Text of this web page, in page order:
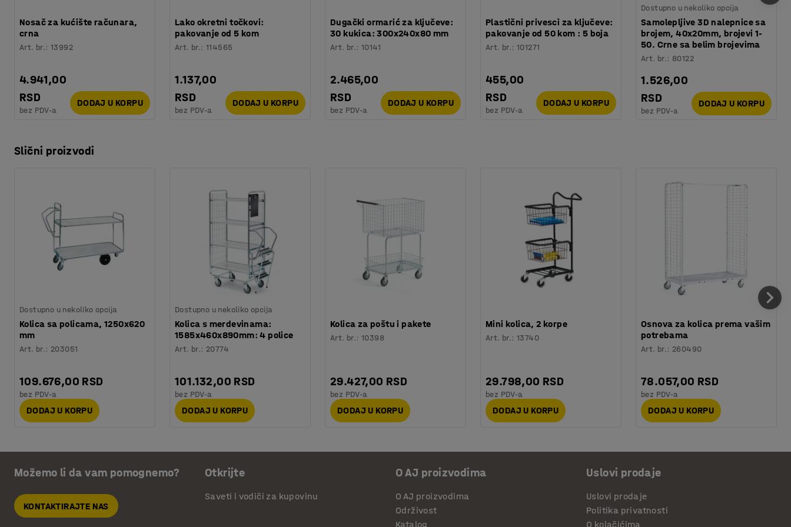
Nosač za kućište računara,
crna
Art. br.:13992
4.941,00
RSD
bez PDV-a
DODAJ U KORPU
Lako okretni točkovi:
pakovanje od 5 kom
Art. br.:114565
1.137,00
RSD
bez PDV-a
DODAJ U KORPU
Dugački ormarić za ključeve:
30 kukica: 300x240x80 mm
Art. br.:10141
2.465,00
RSD
bez PDV-a
DODAJ U KORPU
Plastični privesci za ključeve:
pakovanje od 50 kom : 5 boja
Art. br.:101271
455,00
RSD
bez PDV-a
DODAJ U KORPU
Dostupno u nekoliko opcija
Samolepljive 3D nalepnice sa
brojem, 40x20mm, brojevi 1-
50. Crne sa belim brojevima
Art. br.: 80122
1.526,00
RSD
bez PDV-a
DODAJ U KORPU
Slični proizvodi
Dostupno u nekoliko opcija
Kolica sa policama, 1250x620
mm
Art. br.: 203051
109.676,00 RSD
bez PDV-a
DODAJ U KORPU
Dostupno u nekoliko opcija
Kolica s merdevinama:
1585x460x890mm: 4 police
Art. br.: 20774
101.132,00 RSD
bez PDV-a
DODAJ U KORPU
Kolica za poštu i pakete
Art. br.:10398
29.427,00 RSD
bez PDV-a
DODAJ U KORPU
Mini kolica, 2 korpe
Art. br.:13740
29.798,00 RSD
bez PDV-a
DODAJ U KORPU
Osnova za kolica prema vašim
potrebama
Art. br.: 260490
78.057,00 RSD
bez PDV-a
DODAJ U KORPU
Možemo li da vam pomognemo?
KONTAKTIRAJTE NAS
Otkrijte
Saveti i vodiči za kupovinu
O AJ proizvodima
O AJ proizvodima
Održivost
Katalog
Uslovi prodaje
Uslovi prodaje
Politika privatnosti
O kolačićima